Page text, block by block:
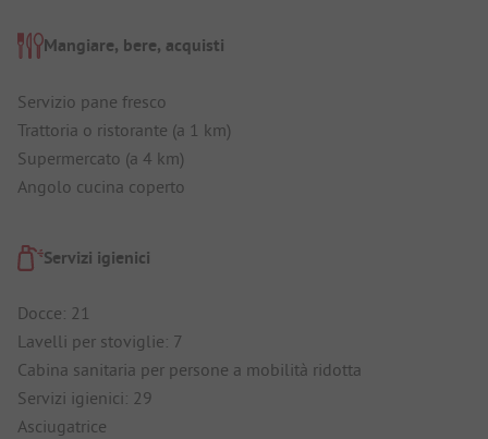
Mangiare, bere, acquisti
Servizio pane fresco
Trattoria o ristorante (a 1 km)
Supermercato (a 4 km)
Angolo cucina coperto
Servizi igienici
Docce: 21
Lavelli per stoviglie: 7
Cabina sanitaria per persone a mobilità ridotta
Servizi igienici: 29
Asciugatrice